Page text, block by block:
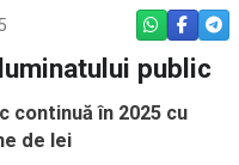
WHATSAPP
public
continuă în 2025 cu
de lei